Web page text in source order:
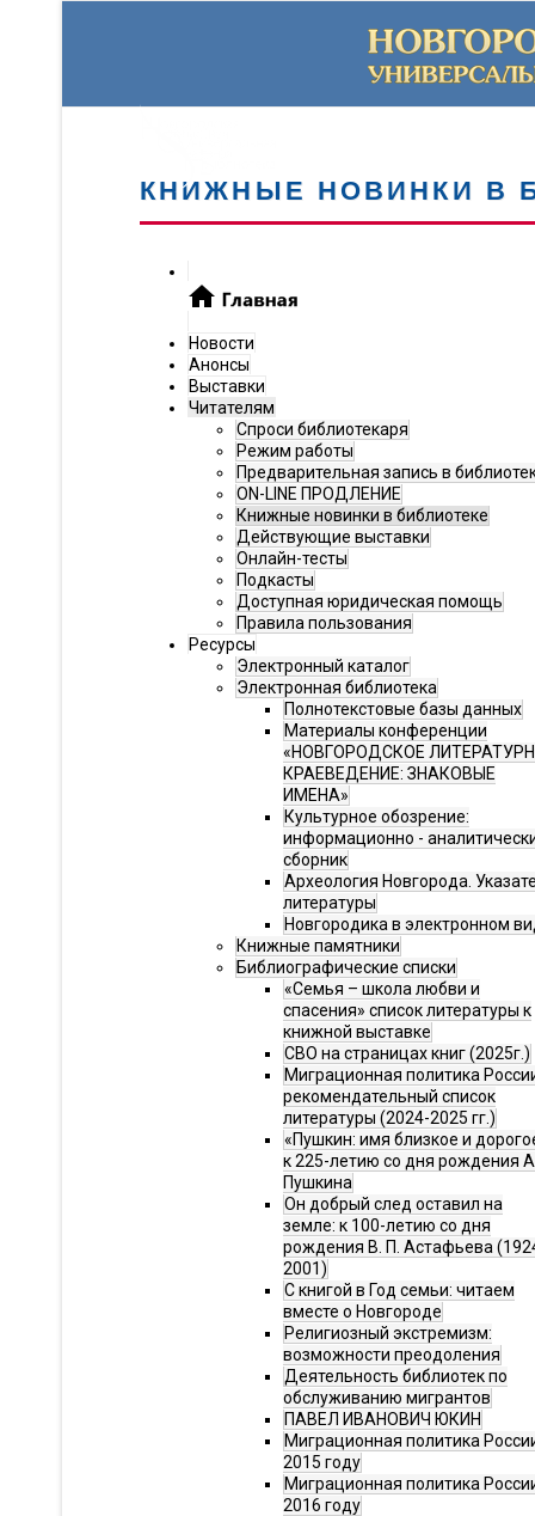
КНИЖНЫЕ НОВИНКИ В
Новости
Анонсы
Выставки
Читателям
Спроси библиотекаря
Режим работы
Предварительная запись в
ON-LINE ПРОДЛЕНИЕ
Книжные новинки в библиотеке
Действующие выставки
Онлайн-тесты
Подкасты
Доступная юридическая помощь
Правила пользования
Ресурсы
Электронный каталог
Электронная библиотека
Полнотекстовые базы данных
Материалы конференции
«НОВГОРОДСКОЕ
КРАЕВЕДЕНИЕ: ЗНАКОВЫЕ
ИМЕНА»
Культурное обозрение:
информационно -
сборник
Археология Новгорода.
литературы
Новгородика в электронном
Книжные памятники
Библиографические списки
«Семья – школа любви и
спасения» список литературы к
книжной выставке
СВО на страницах книг (2025г.)
Миграционная политика
рекомендательный список
литературы (2024-2025 гг.)
«Пушкин: имя близкое и
к 225-летию со дня рождения
Пушкина
Он добрый след оставил на
земле: к 100-летию со дня
рождения В. П. Астафьева
2001)
С книгой в Год семьи: читаем
вместе о Новгороде
Религиозный экстремизм:
возможности преодоления
Деятельность библиотек по
обслуживанию мигрантов
ПАВЕЛ ИВАНОВИЧ ЮКИН
Миграционная политика
2015 году
Миграционная политика
2016 году